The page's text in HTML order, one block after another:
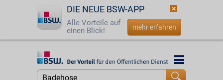
DIE NEUE BSW-APP
Alle Vorteile auf
einen Blick!
mehr erfahren
StartseiteStartseite